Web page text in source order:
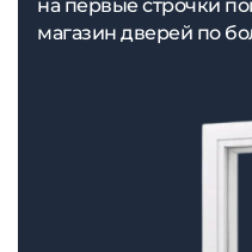
на первые строчки
магазин дверей по